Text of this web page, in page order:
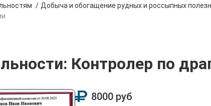
Добыча и обогащение рудных и россыпных
Контролер по
8000 руб